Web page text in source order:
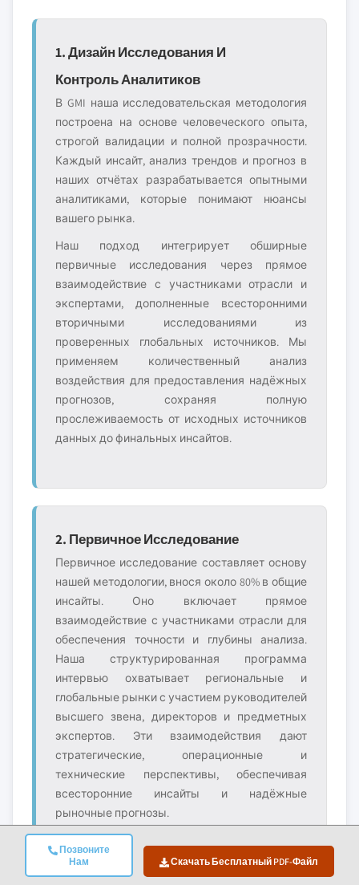
Позвоните
Нам
Скачать Бесплатный PDF-Файл
1. Дизайн Исследования И
Контроль Аналитиков
В GMI наша исследовательская методология
построена на основе человеческого опыта,
строгой валидации и полной прозрачности.
Каждый инсайт, анализ трендов и прогноз в
наших отчётах разрабатывается опытными
аналитиками, которые понимают нюансы
вашего рынка.
Наш подход интегрирует обширные
первичные исследования через прямое
взаимодействие с участниками отрасли и
экспертами, дополненные всесторонними
вторичными исследованиями из
проверенных глобальных источников. Мы
применяем количественный анализ
воздействия для предоставления надёжных
прогнозов, сохраняя полную
прослеживаемость от исходных источников
данных до финальных инсайтов.
2. Первичное Исследование
Первичное исследование составляет основу
нашей методологии, внося около 80% в общие
инсайты. Оно включает прямое
взаимодействие с участниками отрасли для
обеспечения точности и глубины анализа.
Наша структурированная программа
интервью охватывает региональные и
глобальные рынки с участием руководителей
высшего звена, директоров и предметных
экспертов. Эти взаимодействия дают
стратегические, операционные и
технические перспективы, обеспечивая
всесторонние инсайты и надёжные
рыночные прогнозы.